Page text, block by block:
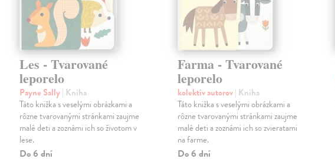
Les - Tvarované
leporelo
Payne Sally| Kniha
Táto knižka s veselými obrázkami a
rôzne tvarovanými stránkami zaujme
malé deti a zoznámi ich so životom v
lese.
Do 6 dní
Farma - Tvarované
leporelo
kolektív autorov| Kniha
Táto knižka s veselými obrázkami a
rôzne tvarovanými stránkami zaujme
malé deti a zoznámi ich so zvieratami
na farme.
Do 6 dní